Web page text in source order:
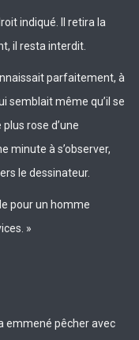
indiqué. Il retira la
il resta interdit.
parfaitement, à
semblait même qu’il se
rose d’une
minute à s’observer,
le dessinateur.
pour un homme
»
emmené pêcher avec